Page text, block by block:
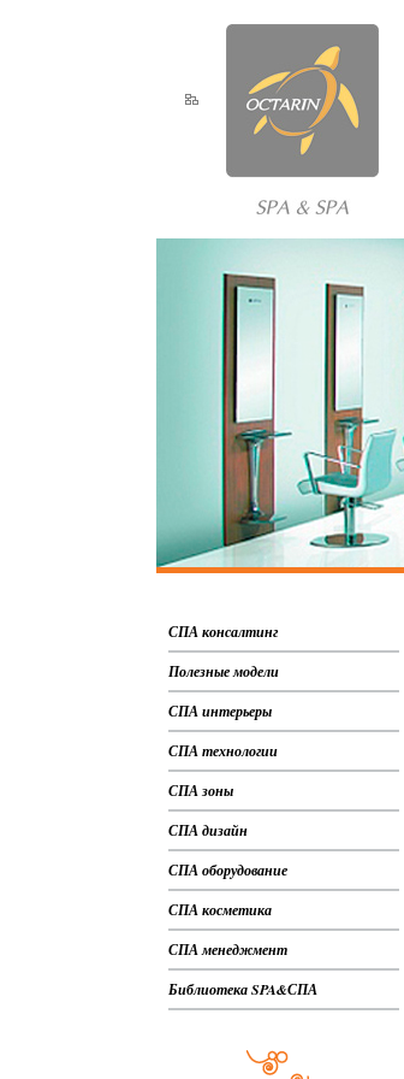
СПА консалтинг
Полезные модели
СПА интерьеры
СПА технологии
СПА зоны
СПА дизайн
СПА оборудование
СПА косметика
СПА менеджмент
Библиотека SPA&СПА